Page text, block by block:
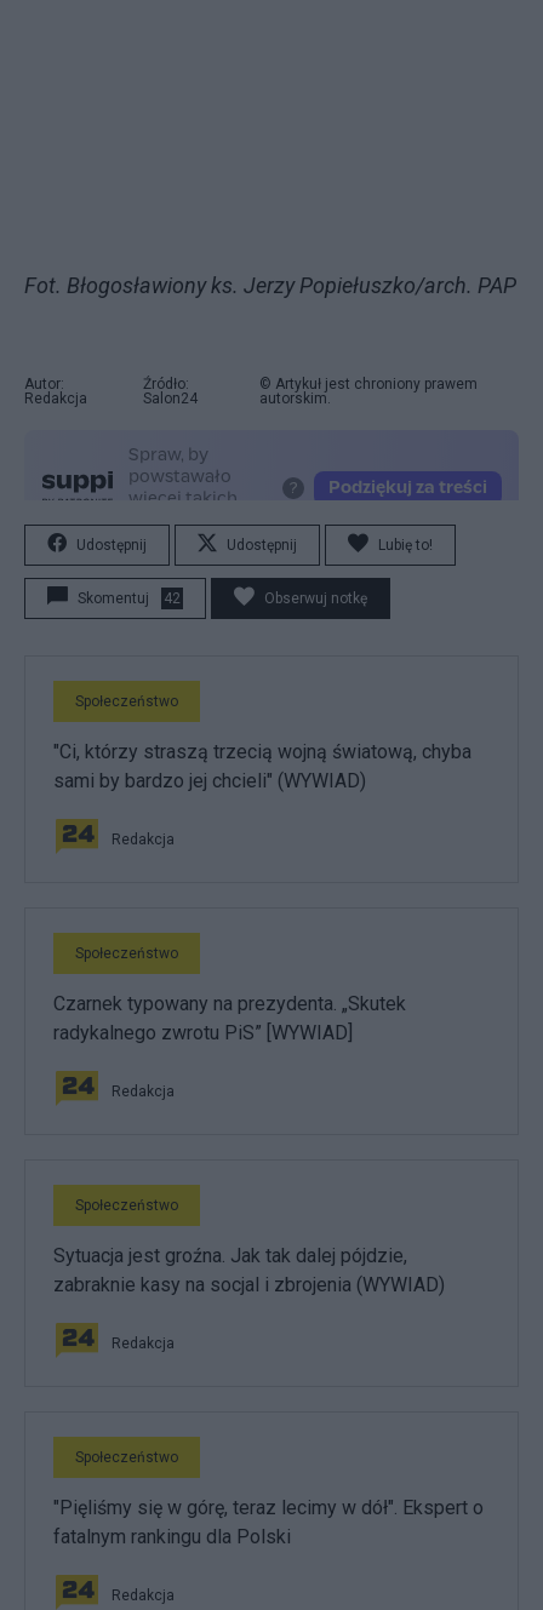
Fot. Błogosławiony ks. Jerzy Popiełuszko/arch. PAP
Autor:
Redakcja
Źródło:
Salon24
© Artykuł jest chroniony prawem
autorskim.
Udostępnij Udostępnij Lubię to!
Skomentuj 42 Obserwuj notkę
Społeczeństwo
"Ci, którzy straszą trzecią wojną światową, chyba
sami by bardzo jej chcieli" (WYWIAD)
Redakcja
Społeczeństwo
Czarnek typowany na prezydenta. „Skutek
radykalnego zwrotu PiS” [WYWIAD]
Redakcja
Społeczeństwo
Sytuacja jest groźna. Jak tak dalej pójdzie,
zabraknie kasy na socjal i zbrojenia (WYWIAD)
Redakcja
Społeczeństwo
"Pięliśmy się w górę, teraz lecimy w dół". Ekspert o
fatalnym rankingu dla Polski
Redakcja